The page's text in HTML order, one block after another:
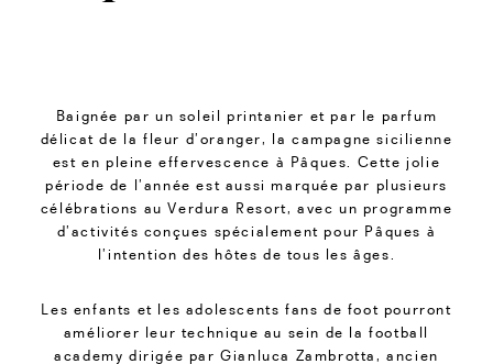
Baignée par un soleil printanier et par le parfum
délicat de la fleur d’oranger, la campagne sicilienne
est en pleine effervescence à Pâques. Cette jolie
période de l’année est aussi marquée par plusieurs
célébrations au Verdura Resort, avec un programme
d’activités conçues spécialement pour Pâques à
l’intention des hôtes de tous les âges.
Les enfants et les adolescents fans de foot pourront
améliorer leur technique au sein de la football
academy dirigée par Gianluca Zambrotta, ancien